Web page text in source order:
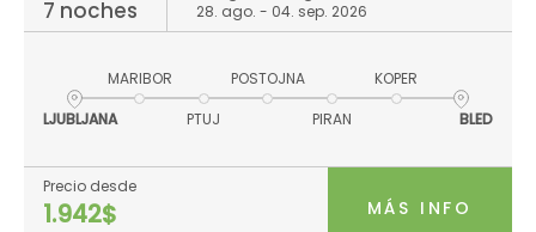
7 noches
28. ago. - 04. sep. 2026
LJUBLJANA
MARIBOR
PTUJ
POSTOJNA
PIRAN
KOPER
BLED
Precio desde
1.942$ MÁS INFO